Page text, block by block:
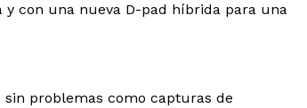
y con una nueva D-pad híbrida para una
problemas como capturas de